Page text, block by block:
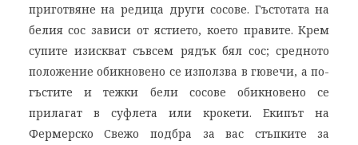
приготвяне на редица други сосове. Гъстотата на
белия сос зависи от ястието, което правите. Крем
супите изискват съвсем рядък бял сос; средното
положение обикновено се използва в гювечи, а по-
гъстите и тежки бели сосове обикновено се
прилагат в суфлета или крокети. Екипът на
Фермерско Свежо подбра за вас стъпките за